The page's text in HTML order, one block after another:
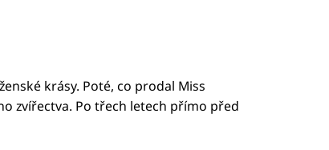
krásy. Poté, co prodal Miss
zvířectva. Po třech letech přímo před